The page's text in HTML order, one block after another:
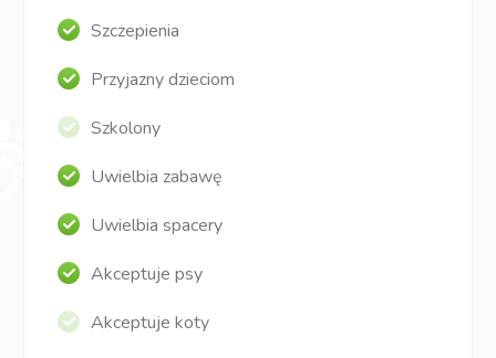
Szczepienia
Przyjazny dzieciom
Szkolony
Uwielbia zabawę
Uwielbia spacery
Akceptuje psy
Akceptuje koty